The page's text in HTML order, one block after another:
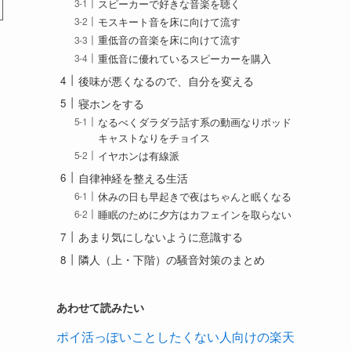
スピーカーで好きな音楽を聴く
モスキート音を床に向けて流す
重低音の音楽を床に向けて流す
重低音に優れているスピーカーを購入
後味が悪くなるので、自分を変える
寝ホンをする
なるべくダラダラ話す系の動画なりポッド
キャストなりをチョイス
イヤホンは有線派
自律神経を整える生活
休みの日も早起きで夜はちゃんと眠くなる
睡眠のために夕方はカフェインを取らない
あまり気にしないように意識する
隣人（上・下階）の騒音対策のまとめ
あわせて読みたい
ポイ活っぽいことしたくない人向けの楽天